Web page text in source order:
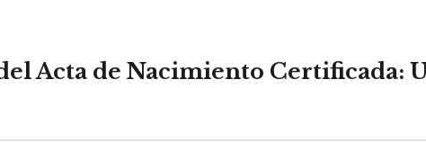
Acta de Nacimiento Certificada: